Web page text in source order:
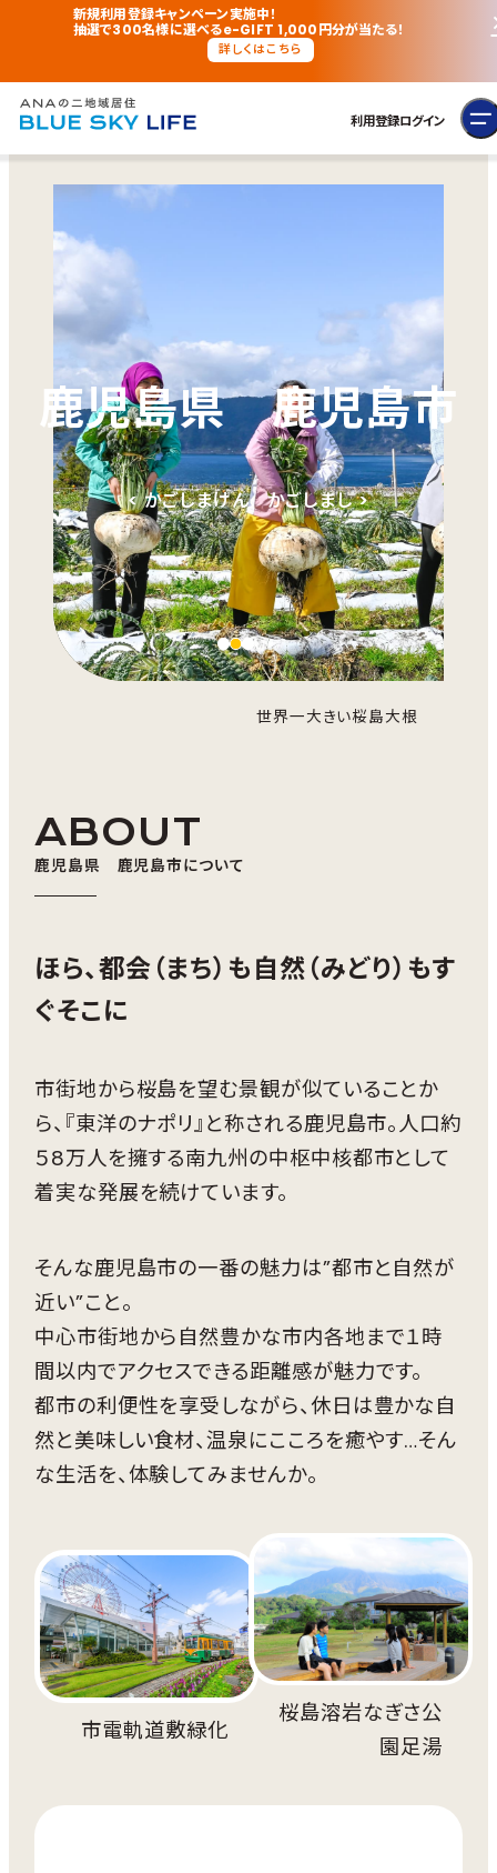
新規利用登録キャンペーン実施中！
抽選で300名様に選べるe-GIFT 1,000円分が当たる！
詳しくはこちら
利用登録ログイン
世界一大きい桜島大根
鹿児島県 鹿児島市
< かごしまけん かごしまし >
ABOUT
鹿児島県 鹿児島市について
ほら、都会（まち）も自然（みどり）もす
ぐそこに
市街地から桜島を望む景観が似ていることか
ら、『東洋のナポリ』と称される鹿児島市。人口約
５8万人を擁する南九州の中枢中核都市として
着実な発展を続けています。
そんな鹿児島市の一番の魅力は”都市と自然が
近い”こと。
中心市街地から自然豊かな市内各地まで１時
間以内でアクセスできる距離感が魅力です。
都市の利便性を享受しながら、休日は豊かな自
然と美味しい食材、温泉にこころを癒やす…そん
な生活を、体験してみませんか。
市電軌道敷緑化
桜島溶岩なぎさ公
園足湯